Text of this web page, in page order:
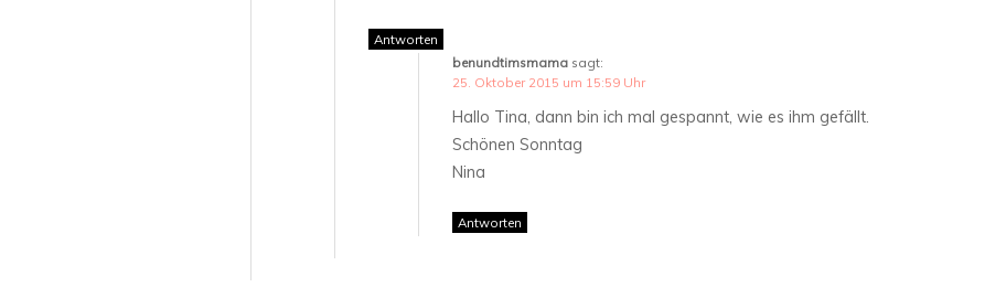
Antworten
benundtimsmama sagt:
25. Oktober 2015 um 15:59 Uhr
Hallo Tina, dann bin ich mal gespannt, wie es ihm gefällt.
Schönen Sonntag
Nina
Antworten